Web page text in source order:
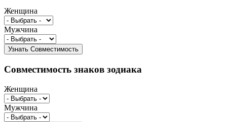
Женщина
Мужчина
Совместимость знаков зодиака
Женщина
Мужчина